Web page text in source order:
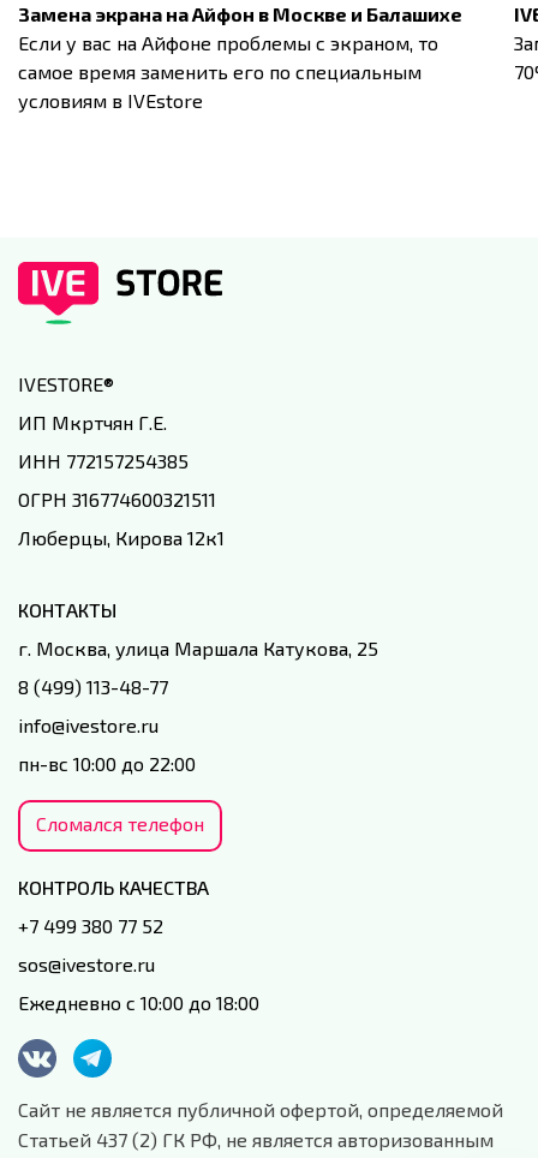
Замена экрана на Айфон в Москве и Балашихе
Если у вас на Айфоне проблемы с экраном, то
самое время заменить его по специальным
условиям в IVEstore
IVESTORE®
ИП Мкртчян Г.Е.
ИНН 772157254385
ОГРН 316774600321511
Люберцы, Кирова 12к1
КОНТАКТЫ
г. Москва, улица Маршала Катукова, 25
8 (499) 113-48-77
info@ivestore.ru
пн-вс 10:00 до 22:00
Сломался телефон
КОНТРОЛЬ КАЧЕСТВА
+7 499 380 77 52
sos@ivestore.ru
Ежедневно с 10:00 до 18:00
Сайт не является публичной офертой, определяемой
Статьей 437 (2) ГК РФ, не является авторизованным